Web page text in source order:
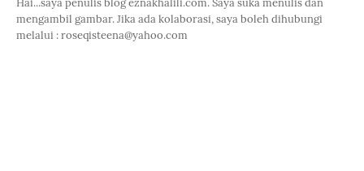
mengambil gambar. Jika ada kolaborasi, saya boleh dihubungi
melalui : roseqisteena@yahoo.com